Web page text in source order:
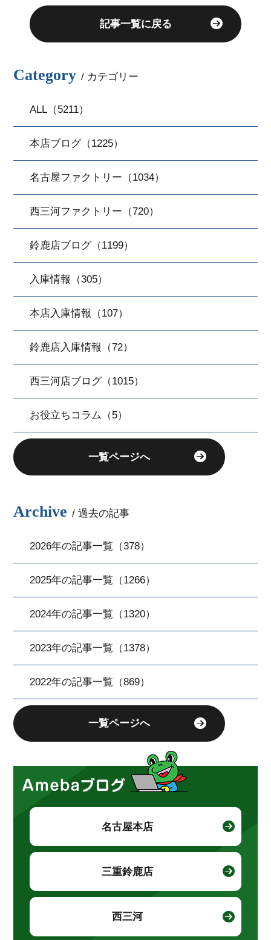
記事一覧に戻る
Category / カテゴリー
ALL（5211）
本店ブログ（1225）
名古屋ファクトリー（1034）
西三河ファクトリー（720）
鈴鹿店ブログ（1199）
入庫情報（305）
本店入庫情報（107）
鈴鹿店入庫情報（72）
西三河店ブログ（1015）
お役立ちコラム（5）
一覧ページへ
Archive / 過去の記事
2026年の記事一覧（378）
2025年の記事一覧（1266）
2024年の記事一覧（1320）
2023年の記事一覧（1378）
2022年の記事一覧（869）
一覧ページへ
名古屋本店
三重鈴鹿店
西三河